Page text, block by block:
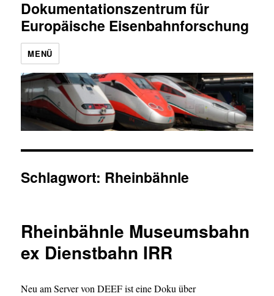
Dokumentationszentrum für
Europäische Eisenbahnforschung
MENÜ
Schlagwort: Rheinbähnle
Rheinbähnle Museumsbahn
ex Dienstbahn IRR
Neu am Server von DEEF ist eine Doku über